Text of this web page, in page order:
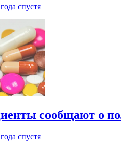
спустя
сообщают о
спустя